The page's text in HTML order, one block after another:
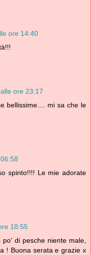
ore 14:40
ore 23:17
bellissime.... mi sa che le
spinto!!!! Le mie adorate
18:55
di pesche niente male,
! Buona serata e grazie x